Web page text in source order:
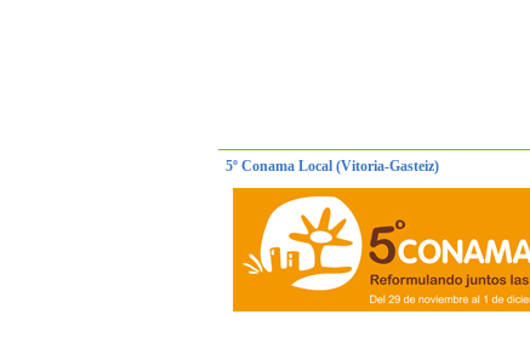
5º Conama Local (Vitoria-Gasteiz)